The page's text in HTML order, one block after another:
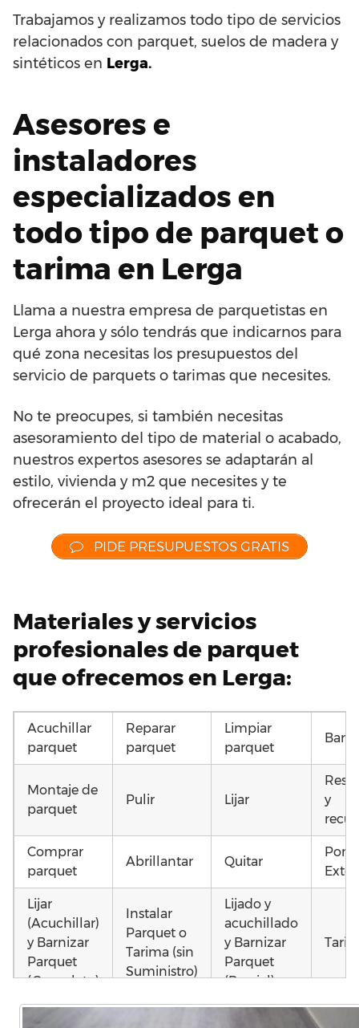
Trabajamos y realizamos todo tipo de servicios
relacionados con parquet, suelos de madera y
sintéticos en Lerga.
Asesores e
instaladores
especializados en
todo tipo de parquet o
tarima en Lerga
Llama a nuestra empresa de parquetistas en
Lerga ahora y sólo tendrás que indicarnos para
qué zona necesitas los presupuestos del
servicio de parquets o tarimas que necesites.
No te preocupes, si también necesitas
asesoramiento del tipo de material o acabado,
nuestros expertos asesores se adaptarán al
estilo, vivienda y m2 que necesites y te
ofrecerán el proyecto ideal para ti.
PIDE PRESUPUESTOS GRATIS
Materiales y servicios
profesionales de parquet
que ofrecemos en Lerga:
Acuchillar
parquet
Reparar
parquet
Limpiar
parquet
Montaje de
parquet
Pulir Lijar
y
Comprar
parquet
Abrillantar Quitar
Lijar
(Acuchillar)
y Barnizar
Parquet
(Completo)
Instalar
Parquet o
Tarima (sin
Suministro)
Lijado y
acuchillado
y Barnizar
Parquet
(Parcial)